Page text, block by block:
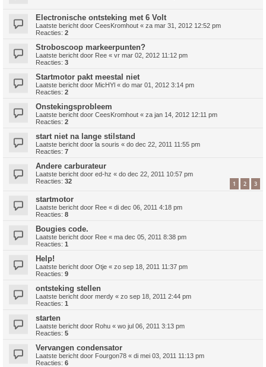
Electronische ontsteking met 6 Volt
Laatste bericht door CeesKromhout « za mar 31, 2012 12:52 pm
Reacties: 2
Stroboscoop markeerpunten?
Laatste bericht door Ree « vr mar 02, 2012 11:12 pm
Reacties: 3
Startmotor pakt meestal niet
Laatste bericht door MicHYl « do mar 01, 2012 3:14 pm
Reacties: 2
Onstekingsprobleem
Laatste bericht door CeesKromhout « za jan 14, 2012 12:11 pm
Reacties: 2
start niet na lange stilstand
Laatste bericht door la souris « do dec 22, 2011 11:55 pm
Reacties: 7
Andere carburateur
Laatste bericht door ed-hz « do dec 22, 2011 10:57 pm
Reacties: 32 1 2 3
startmotor
Laatste bericht door Ree « di dec 06, 2011 4:18 pm
Reacties: 8
Bougies code.
Laatste bericht door Ree « ma dec 05, 2011 8:38 pm
Reacties: 1
Help!
Laatste bericht door Otje « zo sep 18, 2011 11:37 pm
Reacties: 9
ontsteking stellen
Laatste bericht door merdy « zo sep 18, 2011 2:44 pm
Reacties: 1
starten
Laatste bericht door Rohu « wo jul 06, 2011 3:13 pm
Reacties: 5
Vervangen condensator
Laatste bericht door Fourgon78 « di mei 03, 2011 11:13 pm
Reacties: 6